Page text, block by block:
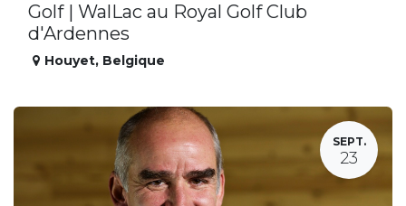
Golf | WalLac au Royal Golf Club
d'Ardennes
Houyet, Belgique
SEPT.
23